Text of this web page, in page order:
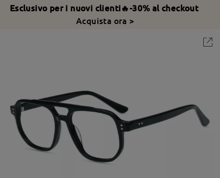
Esclusivo per i nuovi clienti🔥-30% al checkout
Acquista ora >